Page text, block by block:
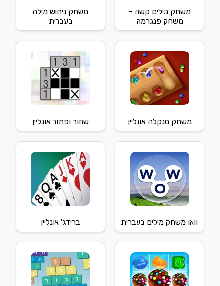
משחק מילים קשה -
משחק פנגרמה
משחק ניחוש מילה
בעברית
משחק מנקלה אונליין שחור ופתור אונליין
וואו משחק מילים בעברית ברידג' אונליין